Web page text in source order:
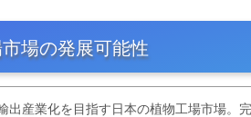
場の発展可能性
出産業化を目指す日本の植物工場市場。